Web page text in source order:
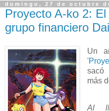
domingo, 27 de octubre
Proyecto A-ko 2:
grupo financiero
Un
'
sacó
más
Al